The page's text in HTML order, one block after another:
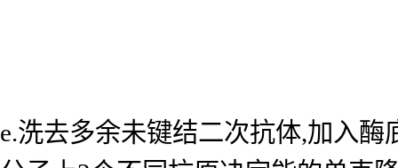
e.洗去多余未键结二次抗体,加入